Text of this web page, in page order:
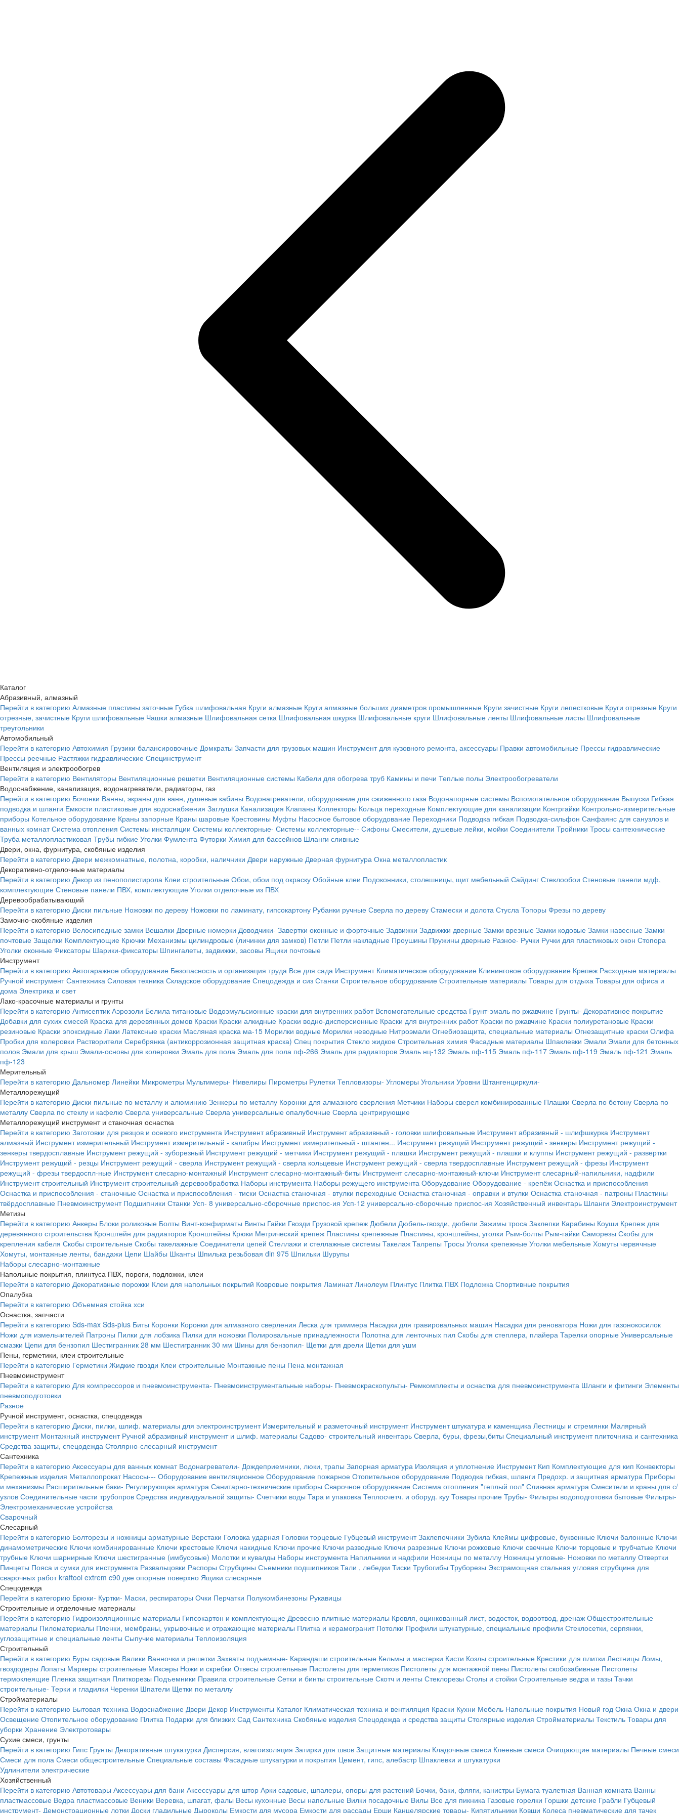
Каталог
Абразивный, алмазный
Перейти в категорию Алмазные пластины заточные Губка шлифовальная Круги алмазные Круги алмазные больших диаметров промышленные Круги зачистные Круги лепестковые Круги отрезные Круги
отрезные, зачистные Круги шлифовальные Чашки алмазные Шлифовальная сетка Шлифовальная шкурка Шлифовальные круги Шлифовальные ленты Шлифовальные листы Шлифовальные
треугольники
Автомобильный
Перейти в категорию Автохимия Грузики балансировочные Домкраты Запчасти для грузовых машин Инструмент для кузовного ремонта, аксессуары Правки автомобильные Прессы гидравлические
Прессы реечные Растяжки гидравлические Специнструмент
Вентиляция и электрообогрев
Перейти в категорию Вентиляторы Вентиляционные решетки Вентиляционные системы Кабели для обогрева труб Камины и печи Теплые полы Электрообогреватели
Водоснабжение, канализация, водонагреватели, радиаторы, газ
Перейти в категорию Бочонки Ванны, экраны для ванн, душевые кабины Водонагреватели, оборудование для сжиженного газа Водонапорные системы Вспомогательное оборудование Выпуски Гибкая
подводка и шланги Емкости пластиковые для водоснабжения Заглушки Канализация Клапаны Коллекторы Кольца переходные Комплектующие для канализации Контргайки Контрольно-измерительные
приборы Котельное оборудование Краны запорные Краны шаровые Крестовины Муфты Насосное бытовое оборудование Переходники Подводка гибкая Подводка-сильфон Санфаянс для санузлов и
ванных комнат Система отопления Системы инсталяции Системы коллекторные- Системы коллекторные-- Сифоны Смесители, душевые лейки, мойки Соединители Тройники Тросы сантехнические
Труба металлопластиковая Трубы гибкие Уголки Фумлента Футорки Химия для бассейнов Шланги сливные
Двери, окна, фурнитура, скобяные изделия
Перейти в категорию Двери межкомнатные, полотна, коробки, наличники Двери наружные Дверная фурнитура Окна металлопластик
Декоративно-отделочные материалы
Перейти в категорию Декор из пенополистирола Клеи строительные Обои, обои под окраску Обойные клеи Подоконники, столешницы, щит мебельный Сайдинг Стеклообои Стеновые панели мдф,
комплектующие Стеновые панели ПВХ, комплектующие Уголки отделочные из ПВХ
Деревообрабатывающий
Перейти в категорию Диски пильные Ножовки по дереву Ножовки по ламинату, гипсокартону Рубанки ручные Сверла по дереву Стамески и долота Стусла Топоры Фрезы по дереву
Замочно-скобяные изделия
Перейти в категорию Велосипедные замки Вешалки Дверные номерки Доводчики- Завертки оконные и форточные Задвижки Задвижки дверные Замки врезные Замки кодовые Замки навесные Замки
почтовые Защелки Комплектующие Крючки Механизмы цилиндровые (личинки для замков) Петли Петли накладные Проушины Пружины дверные Разное- Ручки Ручки для пластиковых окон Стопора
Уголки оконные Фиксаторы Шарики-фиксаторы Шпингалеты, задвижки, засовы Ящики почтовые
Инструмент
Перейти в категорию Автогаражное оборудование Безопасность и организация труда Все для сада Инструмент Климатическое оборудование Клининговое оборудование Крепеж Расходные материалы
Ручной инструмент Сантехника Силовая техника Складское оборудование Спецодежда и сиз Станки Строительное оборудование Строительные материалы Товары для отдыха Товары для офиса и
дома Электрика и свет
Лако-красочные материалы и грунты
Перейти в категорию Антисептик Аэрозоли Белила титановые Водоэмульсионные краски для внутренних работ Вспомогательные средства Грунт-эмаль по ржавчине Грунты- Декоративное покрытие
Добавки для сухих смесей Краска для деревянных домов Краски Краски алкидные Краски водно-дисперсионные Краски для внутренних работ Краски по ржавчине Краски полиуретановые Краски
резиновые Краски эпоксидные Лаки Латексные краски Масляная краска ма-15 Морилки водные Морилки неводные Нитроэмали Огнебиозащита, специальные материалы Огнезащитные краски Олифа
Пробки для колеровки Растворители Серебрянка (антикоррозионная защитная краска) Спец покрытия Стекло жидкое Строительная химия Фасадные материалы Шпаклевки Эмали Эмали для бетонных
полов Эмали для крыш Эмали-основы для колеровки Эмаль для пола Эмаль для пола пф-266 Эмаль для радиаторов Эмаль нц-132 Эмаль пф-115 Эмаль пф-117 Эмаль пф-119 Эмаль пф-121 Эмаль
пф-123
Мерительный
Перейти в категорию Дальномер Линейки Микрометры Мультимеры- Нивелиры Пирометры Рулетки Тепловизоры- Угломеры Угольники Уровни Штангенциркули-
Металлорежущий
Перейти в категорию Диски пильные по металлу и алюминию Зенкеры по металлу Коронки для алмазного сверления Метчики Наборы сверел комбинированные Плашки Сверла по бетону Сверла по
металлу Сверла по стеклу и кафелю Сверла универсальные Сверла универсальные опалубочные Сверла центрирующие
Металлорежущий инструмент и станочная оснастка
Перейти в категорию Заготовки для резцов и осевого инструмента Инструмент абразивный Инструмент абразивный - головки шлифовальные Инструмент абразивный - шлифшкурка Инструмент
алмазный Инструмент измерительный Инструмент измерительный - калибры Инструмент измерительный - штанген... Инструмент режущий Инструмент режущий - зенкеры Инструмент режущий -
зенкеры твердосплавные Инструмент режущий - зуборезный Инструмент режущий - метчики Инструмент режущий - плашки Инструмент режущий - плашки и клуппы Инструмент режущий - развертки
Инструмент режущий - резцы Инструмент режущий - сверла Инструмент режущий - сверла кольцевые Инструмент режущий - сверла твердосплавные Инструмент режущий - фрезы Инструмент
режущий - фрезы твердоспл-ные Инструмент слесарно-монтажный Инструмент слесарно-монтажный-биты Инструмент слесарно-монтажный-ключи Инструмент слесарный-напильники, надфили
Инструмент строительный Инструмент строительный-деревообработка Наборы инструмента Наборы режущего инструмента Оборудование Оборудование - крепёж Оснастка и приспособления
Оснастка и приспособления - станочные Оснастка и приспособления - тиски Оснастка станочная - втулки переходные Оснастка станочная - оправки и втулки Оснастка станочная - патроны Пластины
твёрдосплавные Пневмоинструмент Подшипники Станки Усп- 8 универсально-сборочные приспос-ия Усп-12 универсально-сборочные приспос-ия Хозяйственный инвентарь Шланги Электроинструмент
Метизы
Перейти в категорию Анкеры Блоки роликовые Болты Винт-конфирматы Винты Гайки Гвозди Грузовой крепеж Дюбели Дюбель-гвозди, дюбели Зажимы троса Заклепки Карабины Коуши Крепеж для
деревянного строительства Кронштейн для радиаторов Кронштейны Крюки Метрический крепеж Пластины крепежные Пластины, кронштейны, уголки Рым-болты Рым-гайки Саморезы Скобы для
крепления кабеля Скобы строительные Скобы такелажные Соединители цепей Стеллажи и стеллажные системы Такелаж Талрепы Тросы Уголки крепежные Уголки мебельные Хомуты червячные
Хомуты, монтажные ленты, бандажи Цепи Шайбы Шканты Шпилька резьбовая din 975 Шпильки Шурупы
Наборы слесарно-монтажные
Напольные покрытия, плинтуса ПВХ, пороги, подложки, клеи
Перейти в категорию Декоративные порожки Клеи для напольных покрытий Ковровые покрытия Ламинат Линолеум Плинтус Плитка ПВХ Подложка Спортивные покрытия
Опалубка
Перейти в категорию Объемная стойка хси
Оснастка, запчасти
Перейти в категорию Sds-max Sds-plus Биты Коронки Коронки для алмазного сверления Леска для триммера Насадки для гравировальных машин Насадки для реноватора Ножи для газонокосилок
Ножи для измельчителей Патроны Пилки для лобзика Пилки для ножовки Полировальные принадлежности Полотна для ленточных пил Скобы для степлера, плайера Тарелки опорные Универсальные
смазки Цепи для бензопил Шестигранник 28 мм Шестигранник 30 мм Шины для бензопил- Щетки для дрели Щетки для ушм
Пены, герметики, клеи строительные
Перейти в категорию Герметики Жидкие гвозди Клеи строительные Монтажные пены Пена монтажная
Пневмоинструмент
Перейти в категорию Для компрессоров и пневмоинструмента- Пневмоинструментальные наборы- Пневмокраскопульты- Ремкомплекты и оснастка для пневмоинструмента Шланги и фитинги Элементы
пневмоподготовки
Разное
Ручной инструмент, оснастка, спецодежда
Перейти в категорию Диски, пилки, шлиф. материалы для электроинструмент Измерительный и разметочный инструмент Инструмент штукатура и каменщика Лестницы и стремянки Малярный
инструмент Монтажный инструмент Ручной абразивный инструмент и шлиф. материалы Садово- строительный инвентарь Сверла, буры, фрезы,биты Специальный инструмент плиточника и сантехника
Средства защиты, спецодежда Столярно-слесарный инструмент
Сантехника
Перейти в категорию Аксессуары для ванных комнат Водонагреватели- Дождеприемники, люки, трапы Запорная арматура Изоляция и уплотнение Инструмент Кип Комплектующие для кип Конвекторы
Крепежные изделия Металлопрокат Насосы--- Оборудование вентиляционное Оборудование пожарное Отопительное оборудование Подводка гибкая, шланги Предохр. и защитная арматура Приборы
и механизмы Расширительные баки- Регулирующая арматура Санитарно-технические приборы Сварочное оборудование Система отопления "теплый пол" Сливная арматура Смесители и краны для с/
узлов Соединительные части трубопров Средства индивидуальной защиты- Счетчики воды Тара и упаковка Теплосчетч. и оборуд. куу Товары прочие Трубы- Фильтры водоподготовки бытовые Фильтры-
Электромеханические устройства
Сварочный
Слесарный
Перейти в категорию Болторезы и ножницы арматурные Верстаки Головка ударная Головки торцевые Губцевый инструмент Заклепочники Зубила Клеймы цифровые, буквенные Ключи балонные Ключи
динамометрические Ключи комбинированные Ключи крестовые Ключи накидные Ключи прочие Ключи разводные Ключи разрезные Ключи рожковые Ключи свечные Ключи торцовые и трубчатые Ключи
трубные Ключи шарнирные Ключи шестигранные (имбусовые) Молотки и кувалды Наборы инструмента Напильники и надфили Ножницы по металлу Ножницы угловые- Ножовки по металлу Отвертки
Пинцеты Пояса и сумки для инструмента Развальцовки Распоры Струбцины Съемники подшипников Тали , лебедки Тиски Трубогибы Труборезы Экстрамощная стальная угловая струбцина для
сварочных работ kraftool extrem c90 две опорные поверхно Ящики слесарные
Спецодежда
Перейти в категорию Брюки- Куртки- Маски, респираторы Очки Перчатки Полукомбинезоны Рукавицы
Строительные и отделочные материалы
Перейти в категорию Гидроизоляционные материалы Гипсокартон и комплектующие Древесно-плитные материалы Кровля, оцинкованный лист, водосток, водоотвод, дренаж Общестроительные
материалы Пиломатериалы Пленки, мембраны, укрывочные и отражающие материалы Плитка и керамогранит Потолки Профили штукатурные, специальные профили Стеклосетки, серпянки,
углозащитные и специальные ленты Сыпучие материалы Теплоизоляция
Строительный
Перейти в категорию Буры садовые Валики Ванночки и решетки Захваты подъемные- Карандаши строительные Кельмы и мастерки Кисти Козлы строительные Крестики для плитки Лестницы Ломы,
гвоздодеры Лопаты Маркеры строительные Миксеры Ножи и скребки Отвесы строительные Пистолеты для герметиков Пистолеты для монтажной пены Пистолеты скобозабивные Пистолеты
термоклеящие Пленка защитная Плиткорезы Подъемники Правила строительные Сетки и бинты строительные Скотч и ленты Стеклорезы Столы и стойки Строительные ведра и тазы Тачки
строительные- Терки и гладилки Черенки Шпатели Щетки по металлу
Стройматериалы
Перейти в категорию Бытовая техника Водоснабжение Двери Декор Инструменты Каталог Климатическая техника и вентиляция Краски Кухни Мебель Напольные покрытия Новый год Окна Окна и двери
Освещение Отопительное оборудование Плитка Подарки для близких Сад Сантехника Скобяные изделия Спецодежда и средства защиты Столярные изделия Стройматериалы Текстиль Товары для
уборки Хранение Электротовары
Сухие смеси, грунты
Перейти в категорию Гипс Грунты Декоративные штукатурки Дисперсия, влагоизоляция Затирки для швов Защитные материалы Кладочные смеси Клеевые смеси Очищающие материалы Печные смеси
Смеси для пола Смеси общестроительные Специальные составы Фасадные штукатурки и покрытия Цемент, гипс, алебастр Шпаклевки и штукатурки
Удлинители электрические
Хозяйственный
Перейти в категорию Автотовары Аксессуары для бани Аксессуары для штор Арки садовые, шпалеры, опоры для растений Бочки, баки, фляги, канистры Бумага туалетная Ванная комната Ванны
пластмассовые Ведра пластмассовые Веники Веревка, шпагат, фалы Весы кухонные Весы напольные Вилки посадочные Вилы Все для пикника Газовые горелки Горшки детские Грабли Губцевый
инструмент- Демонстрационные лотки Доски гладильные Дыроколы Емкости для мусора Емкости для рассады Ерши Канцелярские товары- Кипятильники Ковши Колеса пневматические для тачек